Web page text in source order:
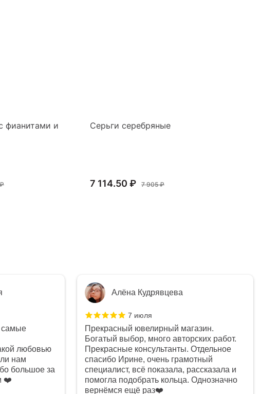
фианитами и
Серьги серебряные
7 114.50 ₽ 7 905 ₽
самые
любовью
нам
большое за
❤️
Алёна Кудрявцева
7 июля
Прекрасный ювелирный магазин.
Богатый выбор, много авторских работ.
Прекрасные консультанты. Отдельное
спасибо Ирине, очень грамотный
специалист, всё показала, рассказала и
помогла подобрать кольца. Однозначно
вернёмся ещё раз❤️